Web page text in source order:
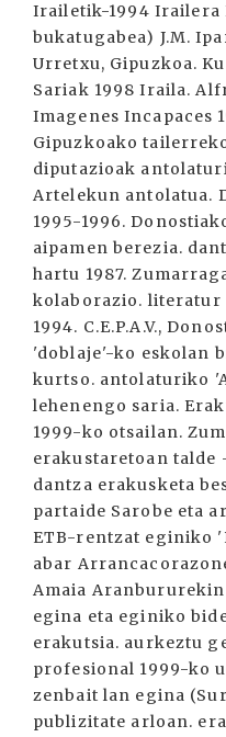
Irailetik-1994 Irailera
bukatugabea) J.M.
Urretxu, Gipuzkoa.
Sariak 1998 Iraila.
Imagenes Incapaces
Gipuzkoako
diputazioak
Artelekun antolatua.
1995-1996.
aipamen berezia.
hartu 1987.
kolaborazio. literatur
1994. C.E.P.A.V.,
'doblaje'-ko eskolan
kurtso. antolaturiko
lehenengo saria.
1999-ko otsailan.
erakustaretoan talde
dantza erakusketa
partaide Sarobe eta
ETB-rentzat eginiko
abar
Amaia
egina eta eginiko
erakutsia. aurkeztu
profesional 1999-ko
zenbait lan egina
publizitate arloan.